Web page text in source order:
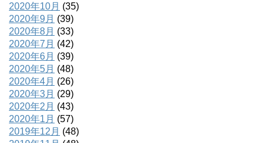
2020年10月 (35)
2020年9月 (39)
2020年8月 (33)
2020年7月 (42)
2020年6月 (39)
2020年5月 (48)
2020年4月 (26)
2020年3月 (29)
2020年2月 (43)
2020年1月 (57)
2019年12月 (48)